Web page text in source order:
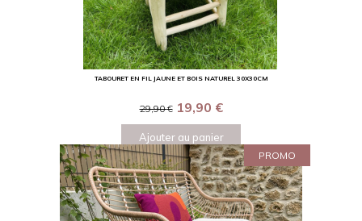
TABOURET EN FIL JAUNE ET BOIS NATUREL 30X30CM
29,90€ 19,90 €
Ajouter au panier
PROMO